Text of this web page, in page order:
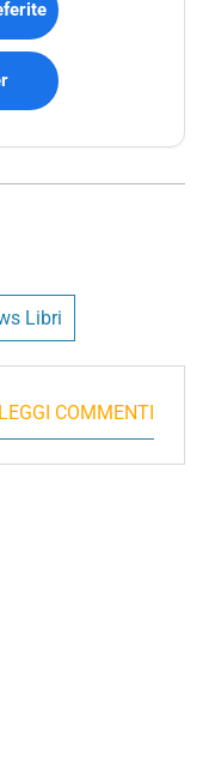
Libri
LEGGI COMMENTI